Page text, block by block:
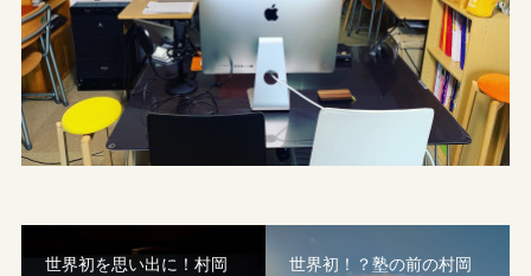
世界初を思い出に！村岡
世界初！？塾の前の村岡